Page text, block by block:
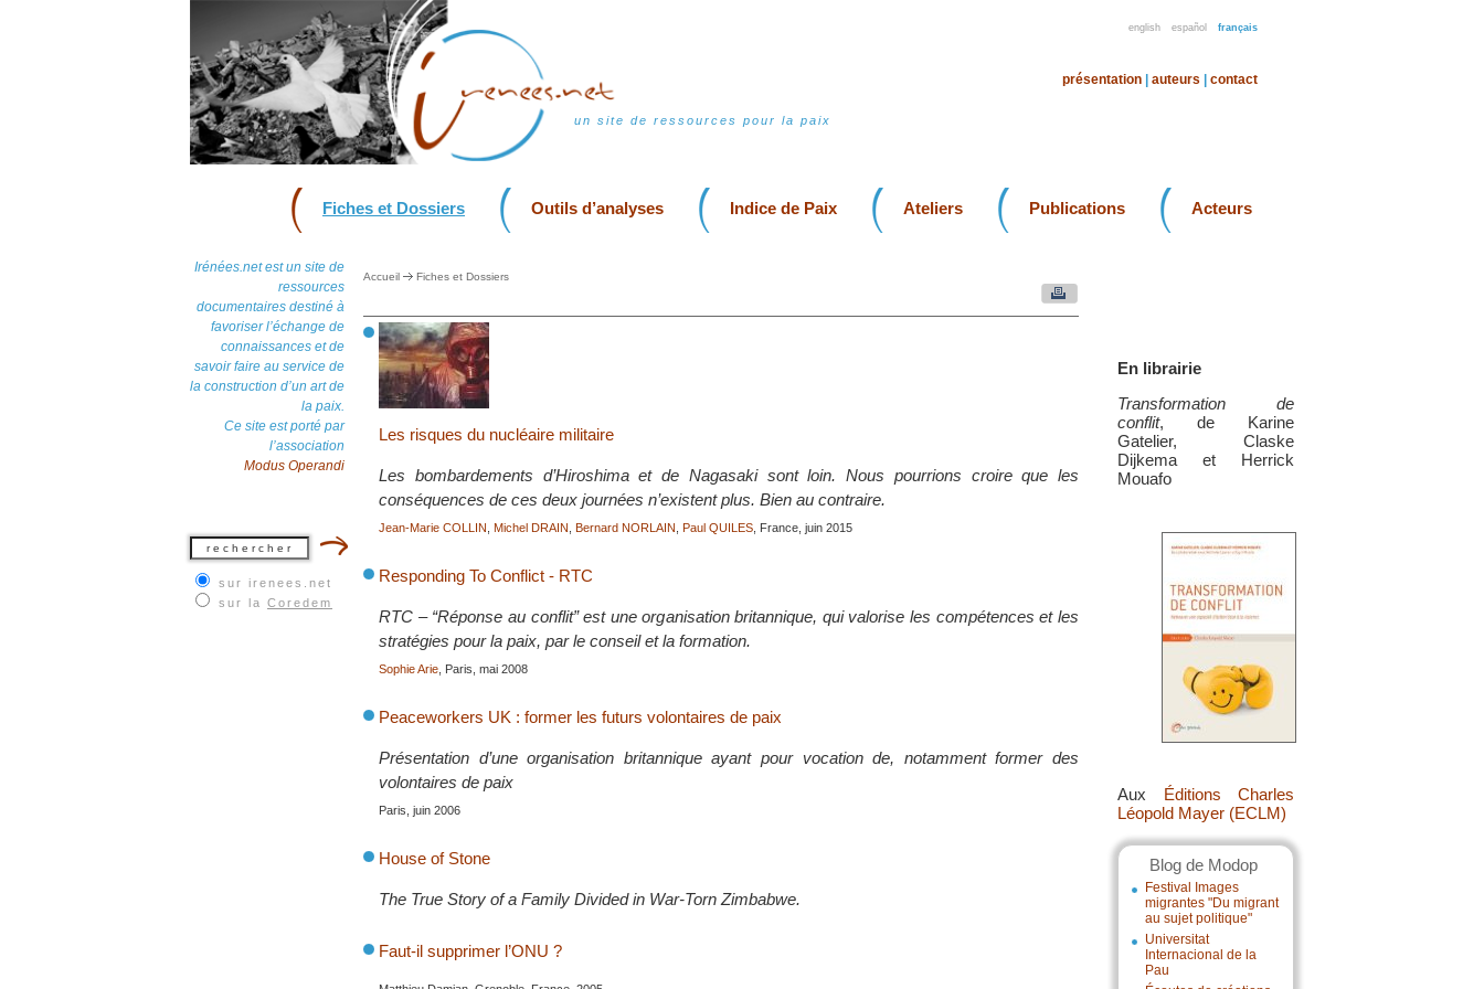
english español français
un site de ressources pour la paix
présentation auteurs contact
Fiches et Dossiers Outils d’analyses Indice de Paix Ateliers Publications Acteurs
Irénées.net est un site de
ressources
documentaires destiné à
favoriser l’échange de
connaissances et de
savoir faire au service de
la construction d’un art de
la paix.
Ce site est porté par
l’association
Modus Operandi
sur irenees.net
sur la Coredem
En librairie
Transformation de
conflit, de Karine
Gatelier, Claske
Dijkema et Herrick
Mouafo
Aux Éditions Charles
Léopold Mayer (ECLM)
Blog de Modop
Festival Images
migrantes "Du migrant
au sujet politique"
Universitat
Internacional de la
Pau
Accueil Fiches et Dossiers
Les risques du nucléaire militaire
Les bombardements d’Hiroshima et de Nagasaki sont loin. Nous pourrions croire que les
conséquences de ces deux journées n’existent plus. Bien au contraire.
Jean-Marie COLLIN Michel DRAIN Bernard NORLAIN Paul QUILES , France, juin 2015
Responding To Conflict - RTC
RTC – “Réponse au conflit” est une organisation britannique, qui valorise les compétences et les
stratégies pour la paix, par le conseil et la formation.
Sophie Arie , Paris, mai 2008
Peaceworkers UK : former les futurs volontaires de paix
Présentation d’une organisation britannique ayant pour vocation de, notamment former des
volontaires de paix
Paris, juin 2006
House of Stone
The True Story of a Family Divided in War-Torn Zimbabwe.
Faut-il supprimer l’ONU ?